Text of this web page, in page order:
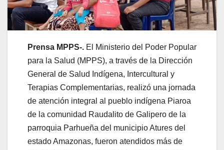
Prensa MPPS-. El Ministerio del Poder Popular
para la Salud (MPPS), a través de la Dirección
General de Salud Indígena, Intercultural y
Terapias Complementarias, realizó una jornada
de atención integral al pueblo indígena Piaroa
de la comunidad Raudalito de Galipero de la
parroquia Parhueña del municipio Atures del
estado Amazonas, fueron atendidos más de